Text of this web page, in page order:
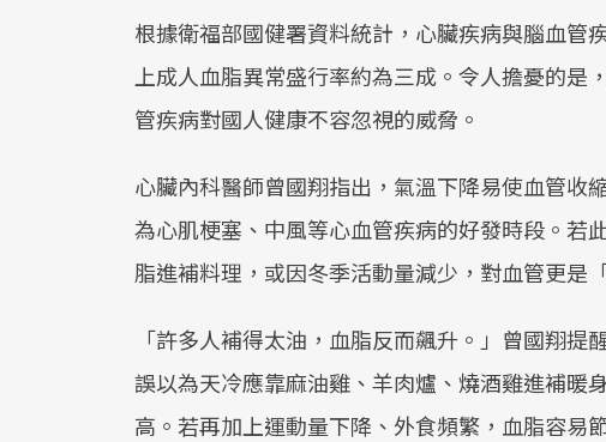
根據衛福部國健署資料統計，心臟疾病與腦血管
上成人血脂異常盛行率約為三成。令人擔憂的
管疾病對國人健康不容忽視的威脅。
心臟內科醫師曾國翔指出，氣溫下降易使血管收
為心肌梗塞、中風等心血管疾病的好發時段。若
脂進補料理，或因冬季活動量減少，對血管更是
「許多人補得太油，血脂反而飆升。」曾國翔
誤以為天冷應靠麻油雞、羊肉爐、燒酒雞進補暖
高。若再加上運動量下降、外食頻繁，血脂容易